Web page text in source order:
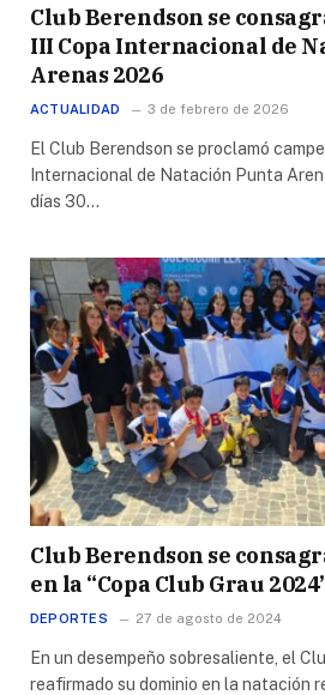
Club Berendson se
III Copa Internacional de
Arenas 2026
ACTUALIDAD 3 de febrero de 2026
El Club Berendson se proclamó
Internacional de Natación Punta
días 30…
Club Berendson se
en la “Copa Club Grau
DEPORTES 27 de agosto de 2024
En un desempeño sobresaliente, el
reafirmado su dominio en la natación